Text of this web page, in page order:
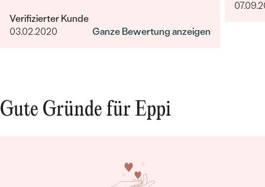
hochqualität! Sehr sehr zufrieden.
Verifizierter Kunde
03.02.2020
Ganze Bewertung anzeigen
Gute Gründe für Eppi